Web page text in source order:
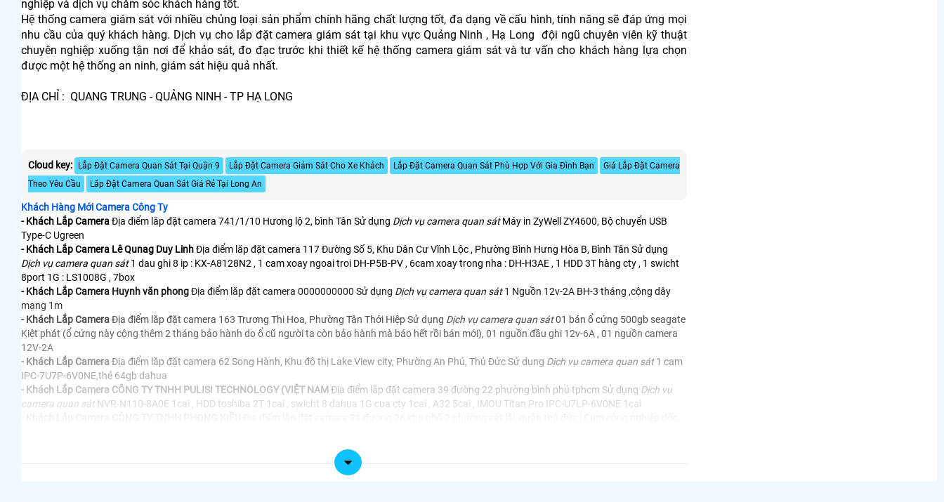
nghiệp và dịch vụ chăm sóc khách hàng tốt.
Hệ thống camera giám sát với nhiều chủng loại sản phẩm chính hãng chất lượng tốt, đa dạng về cấu hình, tính năng sẽ đáp ứng mọi
nhu cầu của quý khách hàng. Dịch vụ cho lắp đặt camera giám sát tại khu vực Quảng Ninh , Hạ Long đội ngũ chuyên viên kỹ thuật
chuyên nghiệp xuống tận nơi để khảo sát, đo đạc trước khi thiết kế hệ thống camera giám sát và tư vấn cho khách hàng lựa chọn
được một hệ thống an ninh, giám sát hiệu quả nhất.
ĐỊA CHỈ : QUANG TRUNG - QUẢNG NINH - TP HẠ LONG
Cloud key: Lắp Đặt Camera Quan Sát Tại Quận 9 Lắp Đặt Camera Giám Sát Cho Xe Khách Lắp Đặt Camera Quan Sát Phù Hợp Với Gia Đình Bạn
Giá Lắp Đặt Camera
Theo Yêu Cầu
Lăp Đặt Camera Quan Sát Giá Rẻ Tại Long An
Khách Hàng Mới Camera Công Ty
- Khách Lắp CameraĐịa điểm lăp đặt camera 741/1/10 Hương lộ 2, bình Tân Sử dụng Dịch vụ camera quan sátMáy in ZyWell ZY4600, Bộ chuyển USB
Type-C Ugreen
- Khách Lắp Camera Lê Qunag Duy LinhĐịa điểm lăp đặt camera 117 Đường Số 5, Khu Dân Cư Vĩnh Lộc , Phường Bình Hưng Hòa B, Bình Tân Sử dụng
Dịch vụ camera quan sát1 dau ghi 8 ip : KX-A8128N2 , 1 cam xoay ngoai troi DH-P5B-PV , 6cam xoay trong nha : DH-H3AE , 1 HDD 3T hàng cty , 1 swicht
8port 1G : LS1008G , 7box
- Khách Lắp Camera Huynh văn phongĐịa điểm lăp đặt camera 0000000000 Sử dụng Dịch vụ camera quan sát1 Nguồn 12v-2A BH-3 tháng ,cộng dây
mạng 1m
- Khách Lắp CameraĐịa điểm lăp đặt camera 163 Trương Thi Hoa, Phường Tân Thới Hiệp Sử dụng Dịch vụ camera quan sát01 bán ổ cứng 500gb seagate
Kiệt phát (ổ cứng này cộng thêm 2 tháng bảo hành do ổ cũ người ta còn bảo hành mà báo hết rồi bán mới), 01 nguồn đầu ghi 12v-6A , 01 nguồn camera
12V-2A
- Khách Lắp Camera Địa điểm lăp đặt camera 62 Song Hành, Khu đô thị Lake View city, Phường An Phú, Thủ Đức Sử dụng Dịch vụ camera quan sát1 cam
IPC-7U7P-6V0NE,thẻ 64gb dahua
- Khách Lắp Camera CÔNG TY TNHH PULISI TECHNOLOGY (VIỆT NAM Địa điểm lăp đặt camera 39 đường 22 phường bình phú tphcm Sử dụng Dịch vụ
camera quan sát NVR-N110-8A0E 1cai , HDD toshiba 2T 1cai , swicht 8 dahua 1G cua cty 1cai , A32 5cai , IMOU Titan Pro IPC-U7LP-6V0NE 1cai
Địa điểm lăp đặt camera 122 trương công định phường 14 quận tân bình Sử dụng